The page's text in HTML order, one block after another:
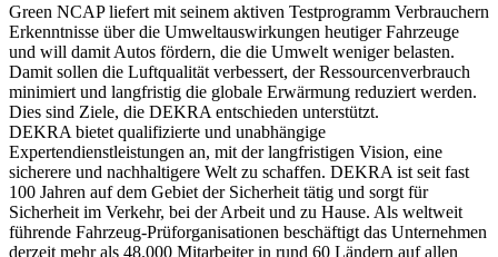
Green NCAP liefert mit seinem aktiven Testprogramm Verbrauchern
Erkenntnisse über die Umweltauswirkungen heutiger Fahrzeuge
und will damit Autos fördern, die die Umwelt weniger belasten.
Damit sollen die Luftqualität verbessert, der Ressourcenverbrauch
minimiert und langfristig die globale Erwärmung reduziert werden.
Dies sind Ziele, die DEKRA entschieden unterstützt.
DEKRA bietet qualifizierte und unabhängige
Expertendienstleistungen an, mit der langfristigen Vision, eine
sicherere und nachhaltigere Welt zu schaffen. DEKRA ist seit fast
100 Jahren auf dem Gebiet der Sicherheit tätig und sorgt für
Sicherheit im Verkehr, bei der Arbeit und zu Hause. Als weltweit
führende Fahrzeug-Prüforganisationen beschäftigt das Unternehmen
derzeit mehr als 48.000 Mitarbeiter in rund 60 Ländern auf allen